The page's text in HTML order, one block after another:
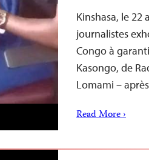
Kinshasa, le
journalistes
Congo à
Kasongo, de
Lomami –
Read More ›